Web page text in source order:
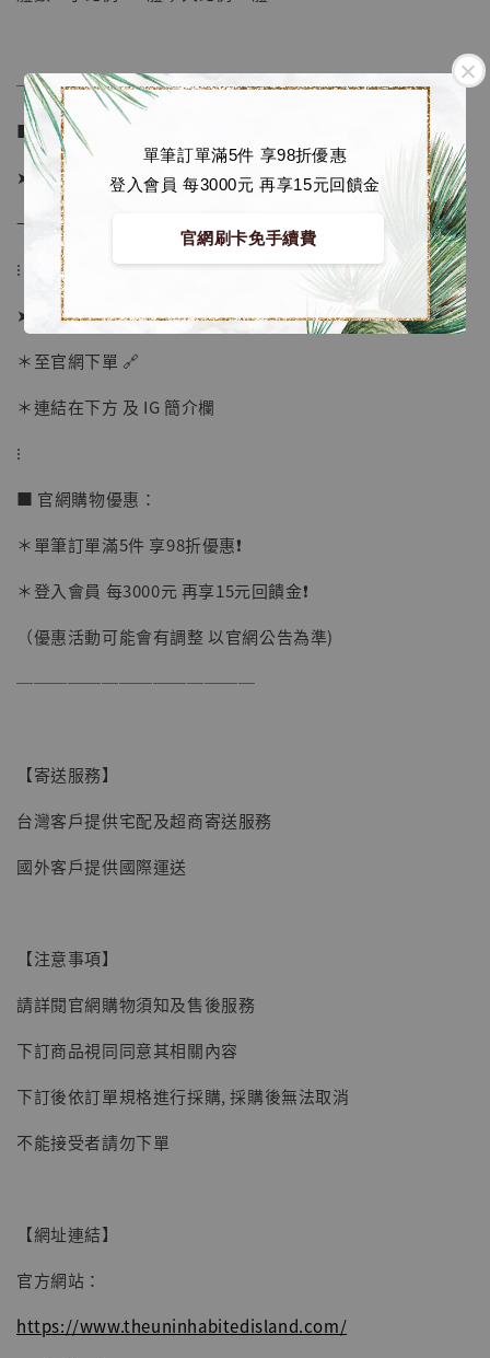
單筆訂單滿5件 享98折優惠
登入會員 每3000元 再享15元回饋金
官網刷卡免手續費
【店內現貨】海賊王 系列蒐藏雕像 布魯克達
NT$ 1,870
【現貨】BJSTUDIO 1/6系列可動蒐藏人偶 讓
──────────────
■ 販售資訊：
➤ 價格 3000元
→ 售價已包含國際運費
⁝
➤ 訂購方式：
＊至官網下單 🔗
＊連結在下方 及 IG 簡介欄
⁝
■ 官網購物優惠：
＊單筆訂單滿5件 享98折優惠❗️
＊登入會員 每3000元 再享15元回饋金❗️
（優惠活動可能會有調整 以官網公告為準)
──────────────
【寄送服務】
台灣客戶提供宅配及超商寄送服務
國外客戶提供國際運送
【注意事項】
請詳閱官網購物須知及售後服務
下訂商品視同同意其相關內容
下訂後依訂單規格進行採購, 採購後無法取消
不能接受者請勿下單
【網址連結】
官方網站：
https://www.theuninhabitedisland.com/